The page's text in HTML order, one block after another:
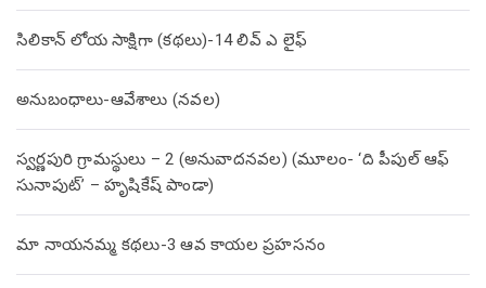
సిలికాన్ లోయ సాక్షిగా (కథలు)-14 లివ్ ఎ లైఫ్
అనుబంధాలు-ఆవేశాలు (నవల)
స్వర్ణపురి గ్రామస్థులు – 2 (అనువాదనవల) (మూలం- ‘ది పీపుల్ ఆఫ్
సునాపుట్’ – హృషికేష్ పాండా)
మా నాయనమ్మ కథలు-3 ఆవ కాయల ప్రహసనం